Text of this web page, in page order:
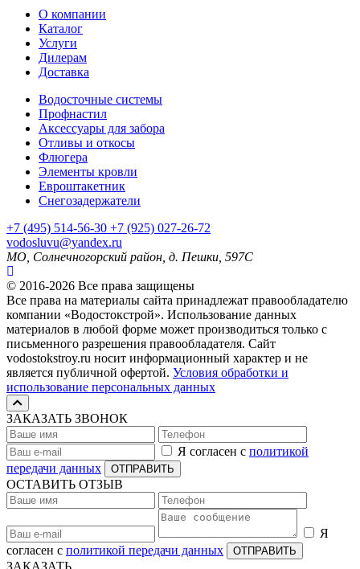
О компании
Каталог
Услуги
Дилерам
Доставка
Водосточные системы
Профнастил
Аксессуары для забора
Отливы и откосы
Флюгера
Элементы кровли
Евроштакетник
Снегозадержатели
+7 (495) 514-56-30 +7 (925) 027-26-72
vodosluvu@yandex.ru
МО, Солнечногорский район, д. Пешки, 597С
© 2016-2026 Все права защищены
Все права на материалы сайта принадлежат правообладателю
компании «Водостокстрой». Использование данных
материалов в любой форме может производиться только с
письменного разрешения правообладателя. Сайт
vodostokstroy.ru носит информационный характер и не
является публичной офертой. Условия обработки и
использование персональных данных
ЗАКАЗАТЬ ЗВОНОК
Я согласен с политикой
передачи данных
ОТПРАВИТЬ
ОСТАВИТЬ ОТЗЫВ
Я
согласен с политикой передачи данных ОТПРАВИТЬ
ЗАКАЗАТЬ